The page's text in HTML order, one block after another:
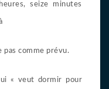
seize minutes
pas comme prévu.
« veut dormir pour